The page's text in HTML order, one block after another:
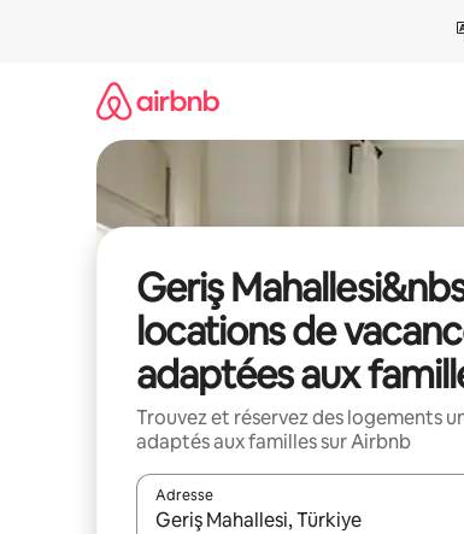
Geriş
locations de
adaptées aux
Trouvez et réservez des logements
adaptés aux familles sur Airbnb
Adresse
Lorsque les résultats s'affichent,